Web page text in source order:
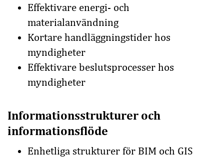
Effektivare energi- och
materialanvändning
Kortare handläggningstider hos
myndigheter
Effektivare beslutsprocesser hos
myndigheter
Informationsstrukturer och
informationsflöde
Enhetliga strukturer för BIM och GIS